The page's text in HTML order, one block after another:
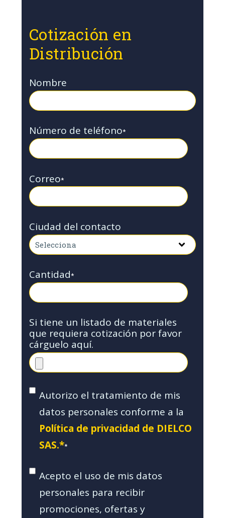
Cotización en
Distribución
Nombre
Número de teléfono*
Correo*
Ciudad del contacto
Cantidad*
Si tiene un listado de materiales
que requiera cotización por favor
cárguelo aquí.
Autorizo el tratamiento de mis
datos personales conforme a la
Política de privacidad de DIELCO
SAS.**
Acepto el uso de mis datos
personales para recibir
promociones, ofertas y